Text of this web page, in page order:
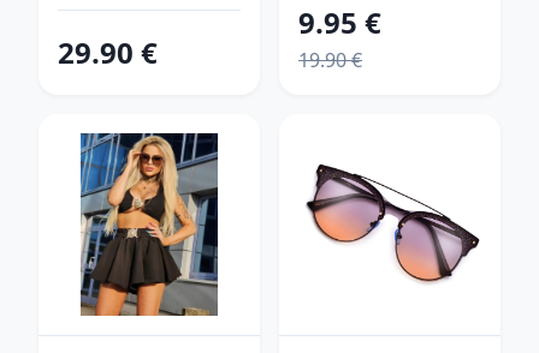
29.90 €
9.95 €
19.90 €